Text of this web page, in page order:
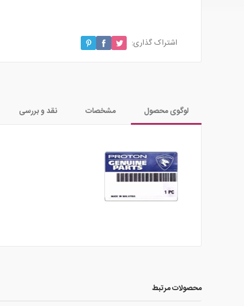
اشتراک گذاری:
لوگوی محصول مشخصات نقد و بررسی
محصولات مرتبط